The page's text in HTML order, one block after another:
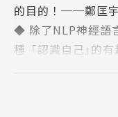
的目的！──鄭匡
◆ 除了NLP神經語
種「認識自己｣的